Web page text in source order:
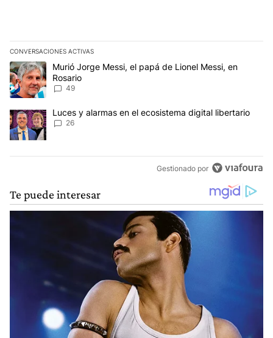
CONVERSACIONES ACTIVAS
Este listado muestra los artículos con más comentarios en los
Un artículo de tendencia con el título "Murió Jorge Messi, el
Murió Jorge Messi, el papá de Lionel Messi, en
Rosario
49
Un artículo de tendencia con el título "Luces y alarmas en el
Luces y alarmas en el ecosistema digital libertario
26
Gestionado por